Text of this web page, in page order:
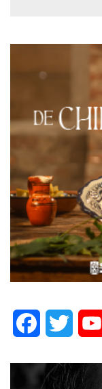
FacebookTwitter